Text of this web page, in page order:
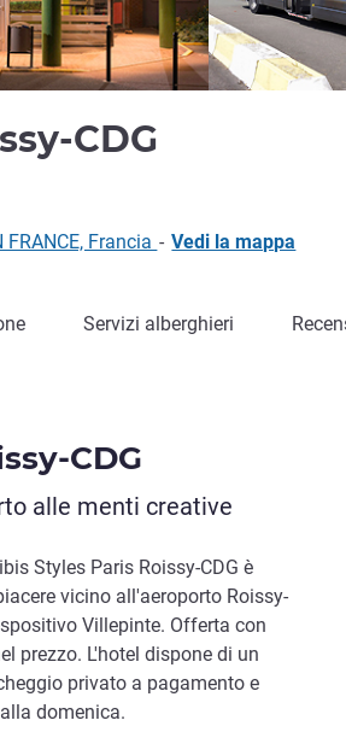
CDG
FRANCE, Francia - Vedi la mappa
Servizi alberghieri
CDG
alle menti creative
Styles Paris Roissy-CDG è
vicino all'aeroporto Roissy-
Villepinte. Offerta con
prezzo. L'hotel dispone di un
privato a pagamento e
domenica.